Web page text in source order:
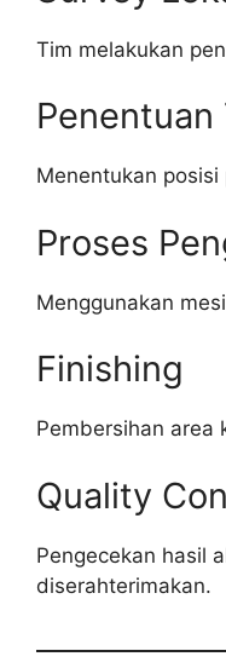
Tim melakukan
Menentukan
Proses
Menggunakan
Finishing
Pembersihan area
Quality
Pengecekan hasil
diserahterimakan.